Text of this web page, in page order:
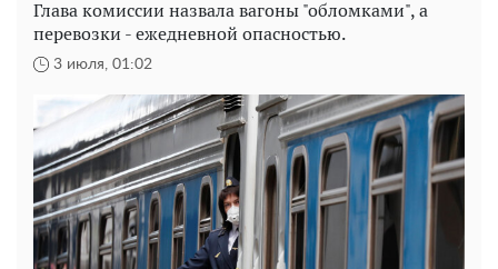
Глава комиссии назвала вагоны "обломками", а
перевозки - ежедневной опасностью.
3 июля, 01:02